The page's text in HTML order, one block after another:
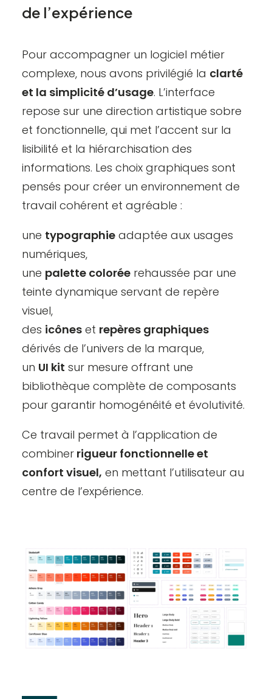
de l’expérience
Pour accompagner un logiciel métier
complexe, nous avons privilégié la clarté
et la simplicité d’usage. L’interface
repose sur une direction artistique sobre
et fonctionnelle, qui met l’accent sur la
lisibilité et la hiérarchisation des
informations. Les choix graphiques sont
pensés pour créer un environnement de
travail cohérent et agréable :
une typographie adaptée aux usages
numériques,
une palette colorée rehaussée par une
teinte dynamique servant de repère
visuel,
des icônes et repères graphiques
dérivés de l’univers de la marque,
un UI kit sur mesure offrant une
bibliothèque complète de composants
pour garantir homogénéité et évolutivité.
Ce travail permet à l’application de
combiner rigueur fonctionnelle et
confort visuel, en mettant l’utilisateur au
centre de l’expérience.